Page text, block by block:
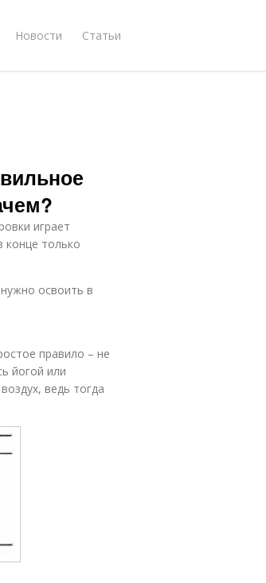
Новости Статьи
играет
конце только
освоить в
правило – не
йогой или
ведь тогда